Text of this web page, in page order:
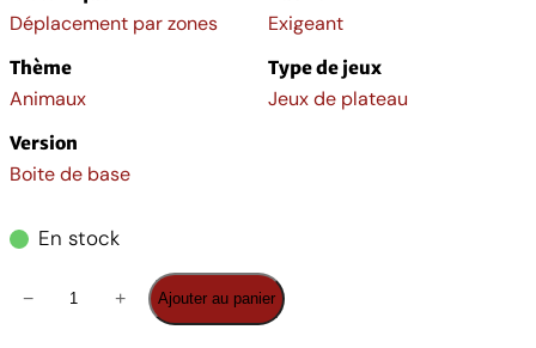
Déplacement par zones Exigeant
Thème
Animaux
Type de jeux
Jeux de plateau
Version
Boite de base
En stock
− + Ajouter au panier